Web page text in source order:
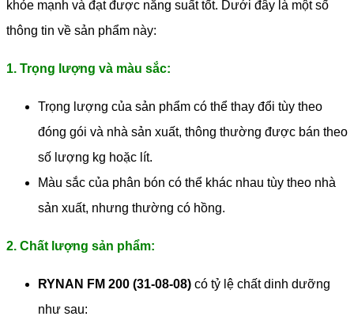
khỏe mạnh và đạt được năng suất tốt. Dưới đây là một số
thông tin về sản phẩm này:
1. Trọng lượng và màu sắc:
Trọng lượng của sản phẩm có thể thay đổi tùy theo
đóng gói và nhà sản xuất, thông thường được bán theo
số lượng kg hoặc lít.
Màu sắc của phân bón có thể khác nhau tùy theo nhà
sản xuất, nhưng thường có hồng.
2. Chất lượng sản phẩm:
RYNAN FM 200 (31-08-08) có tỷ lệ chất dinh dưỡng
như sau: